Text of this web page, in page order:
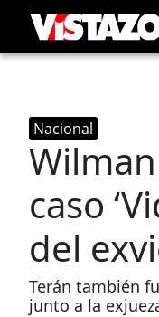
Nacional
caso
del
Terán también
junto a la